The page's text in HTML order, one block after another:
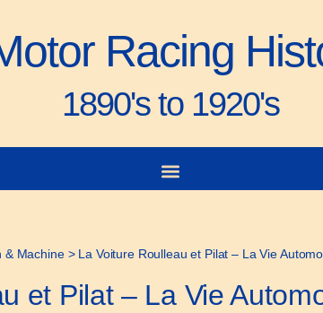
Racing
1890's to 1920's
& Machine> La Voiture Roulleau et Pilat – La Vie
et Pilat – La Vie